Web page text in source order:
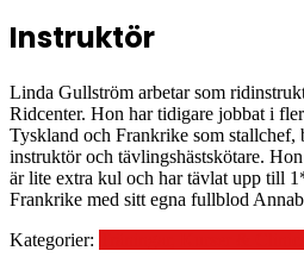
Instruktör
Linda Gullström arbetar som
Ridcenter. Hon har tidigare jobbat i
Tyskland och Frankrike som stallchef,
instruktör och tävlingshästskötare.
är lite extra kul och har tävlat upp till
Frankrike med sitt egna fullblod
Kategorier: